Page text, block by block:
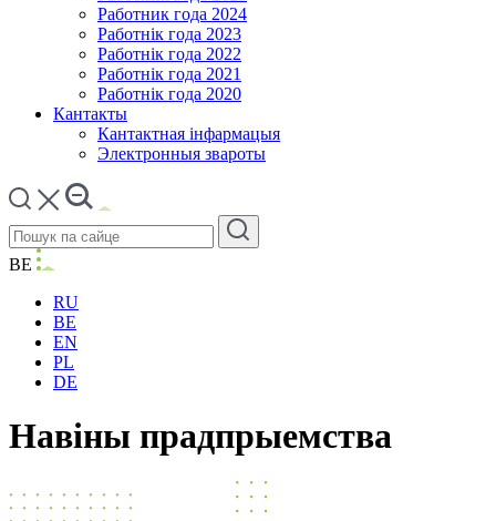
Работник года 2024
Работнік года 2023
Работнік года 2022
Работнік года 2021
Работнік года 2020
Кантакты
Кантактная інфармацыя
Электронныя звароты
BE
RU
BE
EN
PL
DE
Навіны прадпрыемства